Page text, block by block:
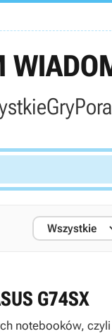
Gry
G74SX
notebooków, czyli